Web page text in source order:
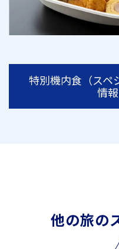
特別機内食（スペ
情
他の旅の